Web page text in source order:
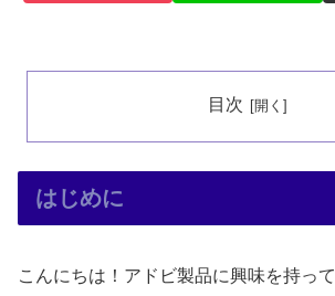
目次
はじめに
こんにちは！アドビ製品に興味を持っ